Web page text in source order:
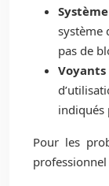
système
pas de
indiqués
Pour les